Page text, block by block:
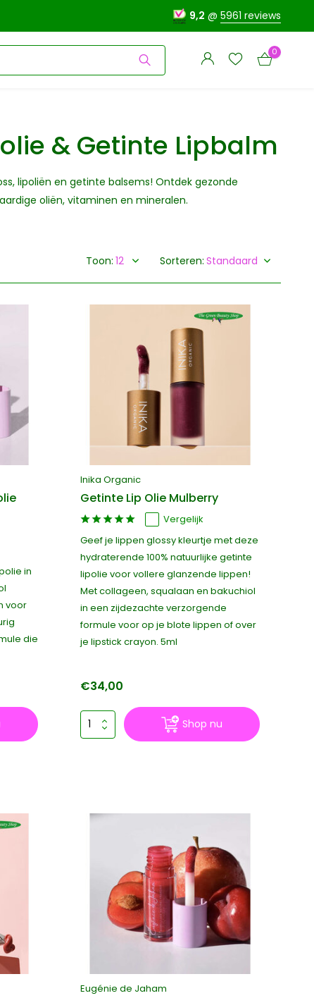
9,2 @ 5961 reviews
Account
aanmaken
Account
aanmaken
0
& Getinte Lipbalm
lipoliën en getinte balsems! Ontdek gezonde
oliën, vitaminen en mineralen.
Toon: Sorteren:
in
voor
die
Inika Organic
Getinte Lip Olie Mulberry
Vergelijk
Geef je lippen glossy kleurtje met deze
hydraterende 100% natuurlijke getinte
lipolie voor vollere glanzende lippen!
Met collageen, squalaan en bakuchiol
in een zijdezachte verzorgende
formule voor op je blote lippen of over
je lipstick crayon. 5ml
€34,00
Shop nu
Eugénie de Jaham